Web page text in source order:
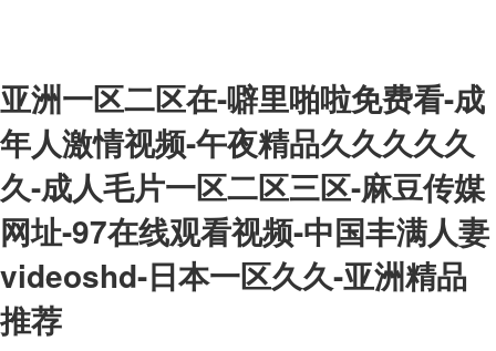
亚洲一区二区在-噼里啪啦免费看-成
年人激情视频-午夜精品久久久久久
久-成人毛片一区二区三区-麻豆传媒
网址-97在线观看视频-中国丰满人妻
videoshd-日本一区久久-亚洲精品
推荐